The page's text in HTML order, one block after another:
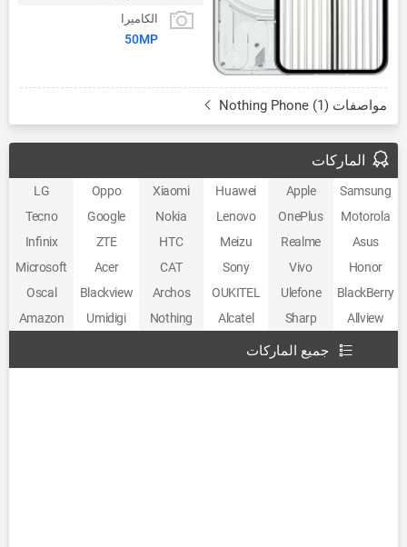
الكاميرا
50MP
مواصفات Nothing Phone (1)
الماركات
Samsung
Apple
Huawei
Xiaomi
Oppo
LG
Motorola
OnePlus
Lenovo
Nokia
Google
Tecno
Asus
Realme
Meizu
HTC
ZTE
Infinix
Honor
Vivo
Sony
CAT
Acer
Microsoft
BlackBerry
Ulefone
OUKITEL
Archos
Blackview
Oscal
Allview
Sharp
Alcatel
Nothing
Umidigi
Amazon
جميع الماركات